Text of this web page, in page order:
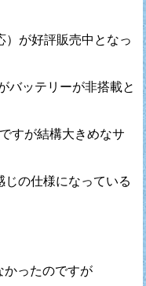
）が好評販売中となっ
バッテリーが非搭載と
すが結構大きめなサ
の仕様になっている
かったのですが